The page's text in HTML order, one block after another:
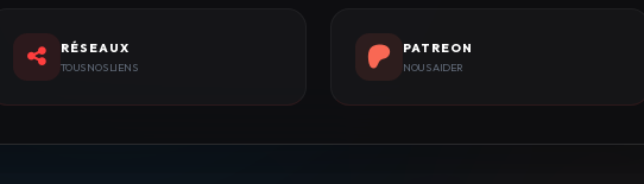
RÉSEAUX
TOUS NOS LIENS
PATREON
NOUS AIDER